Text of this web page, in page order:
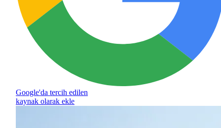
Google'da tercih edilen
kaynak olarak ekle